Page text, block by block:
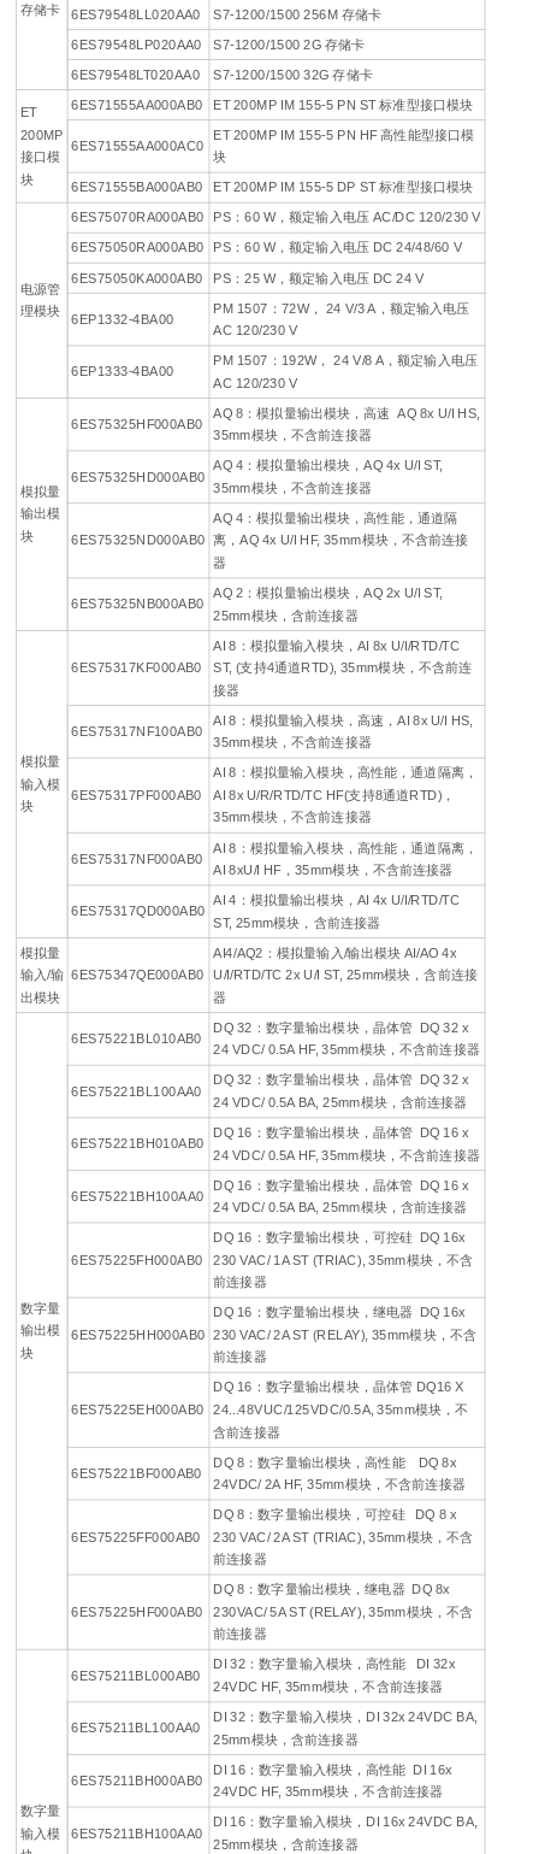
存储卡
6ES79548LL020AA0
S7-1200/1500 256M 存储卡
6ES79548LP020AA0
S7-1200/1500 2G 存储卡
6ES79548LT020AA0
S7-1200/1500 32G 存储卡
ET
200MP
接口模
块
6ES71555AA000AB0 ET 200MP IM 155-5 PN ST 标准型接口模块
6ES71555AA000AC0
ET 200MP IM 155-5 PN HF 高性能型接口模
块
6ES71555BA000AB0
ET 200MP IM 155-5 DP ST 标准型接口模块
电源管
理模块
6ES75070RA000AB0
PS：60 W，额定输入电压 AC/DC 120/230 V
6ES75050RA000AB0
PS：60 W，额定输入电压 DC 24/48/60 V
6ES75050KA000AB0
PS：25 W，额定输入电压 DC 24 V
6EP1332-4BA00
PM 1507：72W， 24 V/3 A，额定输入电压
AC 120/230 V
6EP1333-4BA00
PM 1507：192W， 24 V/8 A，额定输入电压
AC 120/230 V
模拟量
输出模
块
6ES75325HF000AB0
AQ 8：模拟量输出模块，高速 AQ 8x U/I HS,
35mm模块，不含前连接器
6ES75325HD000AB0
AQ 4：模拟量输出模块，AQ 4x U/I ST,
35mm模块，不含前连接器
6ES75325ND000AB0
AQ 4：模拟量输出模块，高性能，通道隔
离，AQ 4x U/I HF, 35mm模块，不含前连接
器
6ES75325NB000AB0
AQ 2：模拟量输出模块，AQ 2x U/I ST,
25mm模块，含前连接器
模拟量
输入模
块
6ES75317KF000AB0
AI 8：模拟量输入模块，AI 8x U/I/RTD/TC
ST, (支持4通道RTD), 35mm模块，不含前连
接器
6ES75317NF100AB0
AI 8：模拟量输入模块，高速，AI 8x U/I HS,
35mm模块，不含前连接器
6ES75317PF000AB0
AI 8：模拟量输入模块，高性能，通道隔离，
AI 8x U/R/RTD/TC HF(支持8通道RTD)，
35mm模块，不含前连接器
6ES75317NF000AB0
AI 8：模拟量输入模块，高性能，通道隔离，
AI 8xU/I HF，35mm模块，不含前连接器
6ES75317QD000AB0
AI 4：模拟量输出模块，AI 4x U/I/RTD/TC
ST, 25mm模块，含前连接器
模拟量
输入/输
出模块
6ES75347QE000AB0
AI4/AQ2：模拟量输入/输出模块 AI/AO 4x
U/I/RTD/TC 2x U/I ST, 25mm模块，含前连接
器
数字量
输出模
块
6ES75221BL010AB0
DQ 32：数字量输出模块，晶体管 DQ 32 x
24 VDC/ 0.5A HF, 35mm模块，不含前连接器
6ES75221BL100AA0
DQ 32：数字量输出模块，晶体管 DQ 32 x
24 VDC/ 0.5A BA, 25mm模块，含前连接器
6ES75221BH010AB0
DQ 16：数字量输出模块，晶体管 DQ 16 x
24 VDC/ 0.5A HF, 35mm模块，不含前连接器
6ES75221BH100AA0
DQ 16：数字量输出模块，晶体管 DQ 16 x
24 VDC/ 0.5A BA, 25mm模块，含前连接器
6ES75225FH000AB0
DQ 16：数字量输出模块，可控硅 DQ 16x
230 VAC/ 1A ST (TRIAC), 35mm模块，不含
前连接器
6ES75225HH000AB0
DQ 16：数字量输出模块，继电器 DQ 16x
230 VAC/ 2A ST (RELAY), 35mm模块，不含
前连接器
6ES75225EH000AB0
DQ 16：数字量输出模块，晶体管 DQ16 X
24...48VUC/125VDC/0.5A, 35mm模块，不
含前连接器
6ES75221BF000AB0
DQ 8：数字量输出模块，高性能 DQ 8x
24VDC/ 2A HF, 35mm模块，不含前连接器
6ES75225FF000AB0
DQ 8：数字量输出模块，可控硅 DQ 8 x
230 VAC/ 2A ST (TRIAC), 35mm模块，不含
前连接器
6ES75225HF000AB0
DQ 8：数字量输出模块，继电器 DQ 8x
230VAC/ 5A ST (RELAY), 35mm模块，不含
前连接器
数字量
输入模
6ES75211BL000AB0
DI 32：数字量输入模块，高性能 DI 32x
24VDC HF, 35mm模块，不含前连接器
6ES75211BL100AA0
DI 32：数字量输入模块，DI 32x 24VDC BA,
25mm模块，含前连接器
6ES75211BH000AB0
DI 16：数字量输入模块，高性能 DI 16x
24VDC HF, 35mm模块，不含前连接器
6ES75211BH100AA0
DI 16：数字量输入模块，DI 16x 24VDC BA,
25mm模块，含前连接器